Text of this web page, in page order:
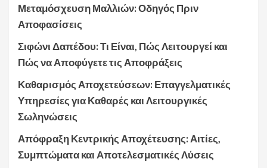
Μεταμόσχευση Μαλλιών: Οδηγός Πριν
Αποφασίσεις
Σιφώνι Δαπέδου: Τι Είναι, Πώς Λειτουργεί και
Πώς να Αποφύγετε τις Αποφράξεις
Καθαρισμός Αποχετεύσεων: Επαγγελματικές
Υπηρεσίες για Καθαρές και Λειτουργικές
Σωληνώσεις
Απόφραξη Κεντρικής Αποχέτευσης: Αιτίες,
Συμπτώματα και Αποτελεσματικές Λύσεις